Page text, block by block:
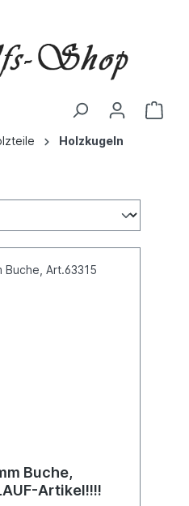
Holzkugeln
Buche,
Artikel!!!!